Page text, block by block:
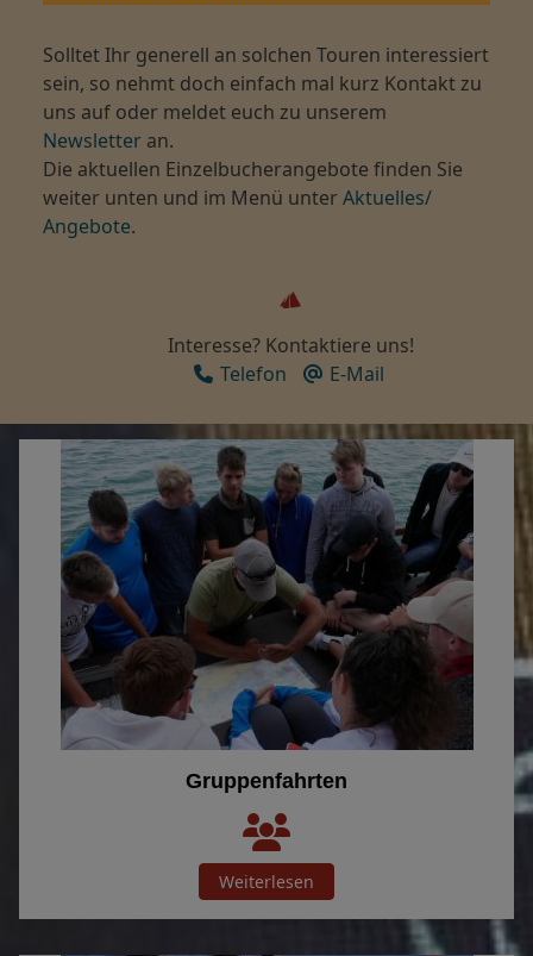
Solltet Ihr generell an solchen Touren interessiert
sein, so nehmt doch einfach mal kurz Kontakt zu
uns auf oder meldet euch zu unserem
Newsletter an.
Die aktuellen Einzelbucherangebote finden Sie
weiter unten und im Menü unterAktuelles/
Angebote.
Interesse? Kontaktiere uns!
Telefon
E-Mail
Gruppenfahrten
Weiterlesen